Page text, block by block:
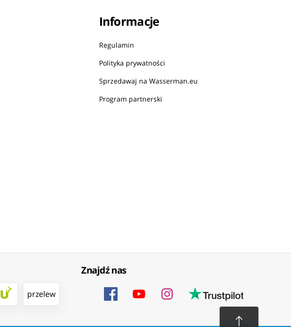
Informacje
Regulamin
Polityka prywatności
Sprzedawaj na Wasserman.eu
Program partnerski
przelew
Znajdź nas